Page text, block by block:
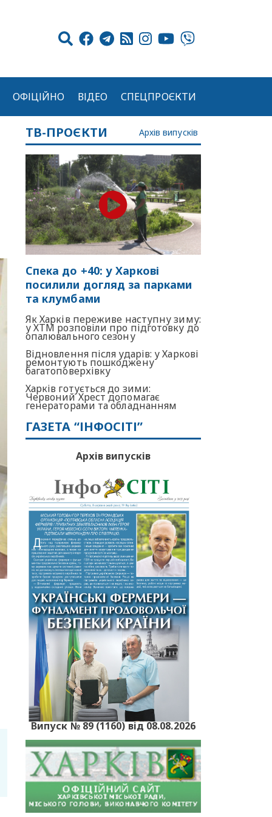
ОФІЦІЙНО ВІДЕО СПЕЦПРОЄКТИ
ТВ-ПРОЄКТИ Архів випусків
Спека до +40: у Харкові
посилили догляд за парками
та клумбами
Як Харків переживе наступну зиму:
у ХТМ розповіли про підготовку до
опалювального сезону
Відновлення після ударів: у Харкові
ремонтують пошкоджену
багатоповерхівку
Харків готується до зими:
Червоний Хрест допомагає
генераторами та обладнанням
ГАЗЕТА “ІНФОСІТІ”
Архів випусків
Випуск № 89 (1160) від 08.08.2026